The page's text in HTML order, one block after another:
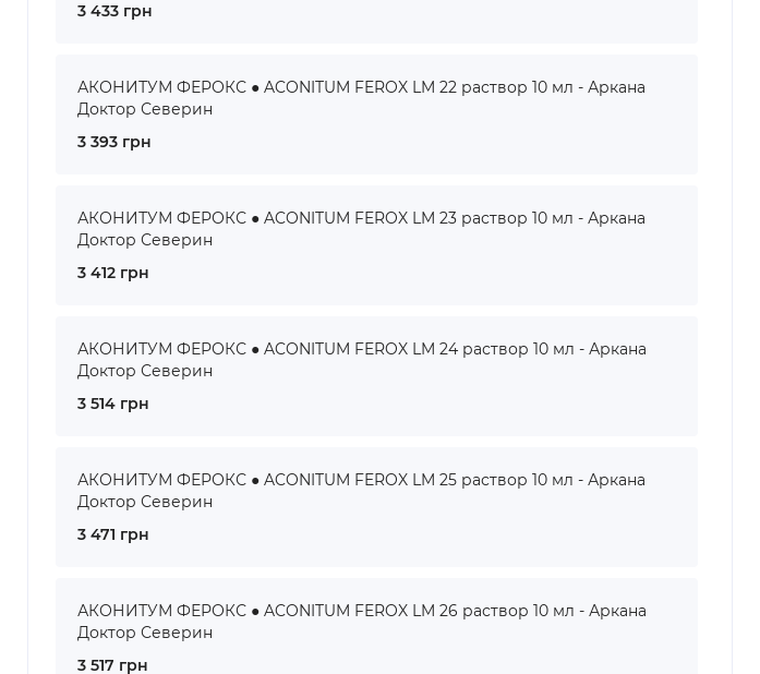
3 433 грн
АКОНИТУМ ФЕРОКС ● ACONITUM FEROX LM 22 раствор 10 мл - Аркана
Доктор Северин
3 393 грн
АКОНИТУМ ФЕРОКС ● ACONITUM FEROX LM 23 раствор 10 мл - Аркана
Доктор Северин
3 412 грн
АКОНИТУМ ФЕРОКС ● ACONITUM FEROX LM 24 раствор 10 мл - Аркана
Доктор Северин
3 514 грн
АКОНИТУМ ФЕРОКС ● ACONITUM FEROX LM 25 раствор 10 мл - Аркана
Доктор Северин
3 471 грн
АКОНИТУМ ФЕРОКС ● ACONITUM FEROX LM 26 раствор 10 мл - Аркана
Доктор Северин
3 517 грн